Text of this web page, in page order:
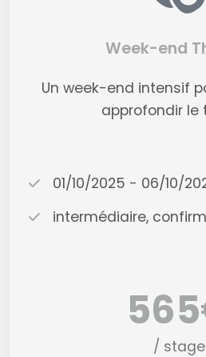
Week-end
Un week-end intensif
approfondir le
01/10/2025 - 06/10/
intermédiaire,
/ stage